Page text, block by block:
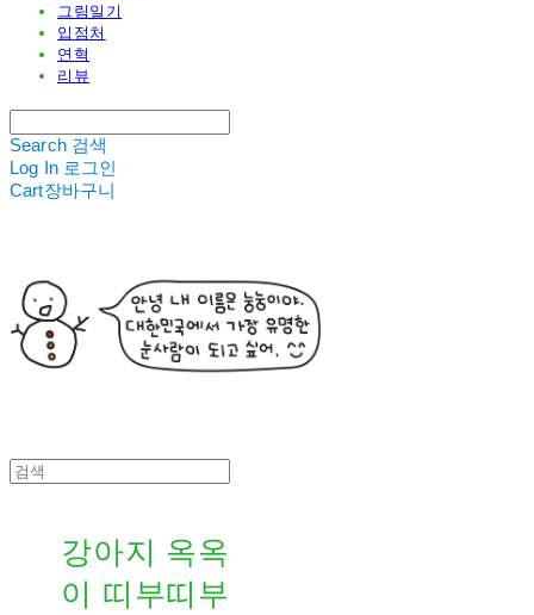
그림일기
입점처
연혁
리뷰
Search 검색
Log In 로그인
Cart장바구니
강아지 옥옥
이 띠부띠부